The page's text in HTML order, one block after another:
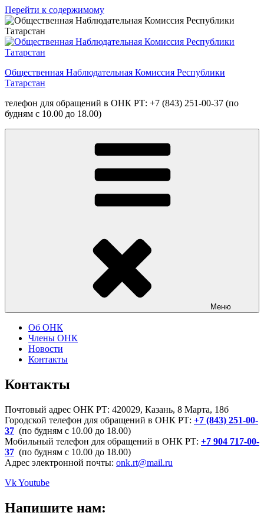
Перейти к содержимому
Общественная Наблюдательная Комиссия Республики
Татарстан
телефон для обращений в ОНК РТ: +7 (843) 251-00-37 (по
будням с 10.00 до 18.00)
Меню
Об ОНК
Члены ОНК
Новости
Контакты
Контакты
Почтовый адрес ОНК РТ: 420029, Казань, 8 Марта, 18б
Городской телефон для обращений в ОНК РТ: +7 (843) 251-00-
37 (по будням с 10.00 до 18.00)
Мобильный телефон для обращений в ОНК РТ: +7 904 717-00-
37 (по будням с 10.00 до 18.00)
Адрес электронной почты: onk.rt@mail.ru
VkYoutube
Напишите нам: